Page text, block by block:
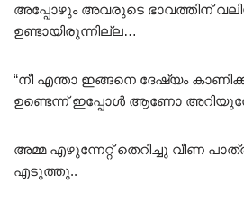
അപ്പോഴും അവരുടെ ഭാവത്തിന്
ഉണ്ടായിരുന്നില്ല…
“നീ എന്താ ഇങ്ങനെ ദേഷ്യം
ഉണ്ടെന്ന് ഇപ്പോൾ ആണോ
അമ്മ എഴുന്നേറ്റ് തെറിച്ചു വീണ
എടുത്തു..